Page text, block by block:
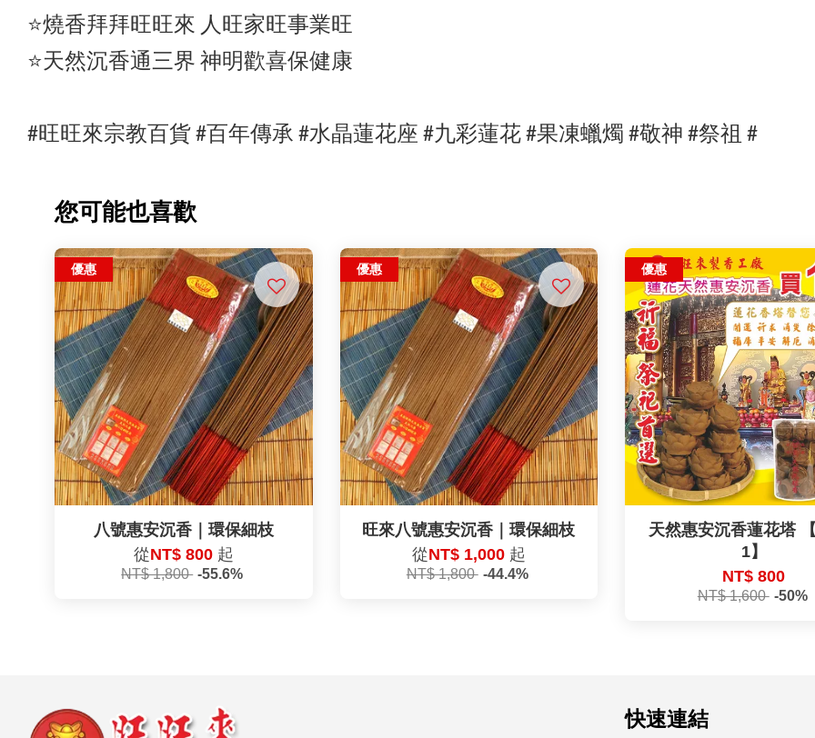
⭐️燒香拜拜旺旺來 人旺家旺事業旺
⭐️天然沉香通三界 神明歡喜保健康
#旺旺來宗教百貨 #百年傳承 #水晶蓮花座 #九彩蓮花 #果凍蠟燭 #敬神 #祭祖 #
您可能也喜歡
優惠
八號惠安沉香｜環保細枝
從NT$ 800 起
NT$ 1,800 -55.6%
優惠
旺來八號惠安沉香｜環保細枝
從NT$ 1,000 起
NT$ 1,800 -44.4%
優惠
天然惠安沉香蓮花塔
1】
NT$ 800
NT$ 1,600 -50%
快速連結